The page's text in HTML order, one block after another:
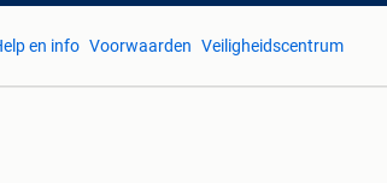
en info Voorwaarden Veiligheidscentrum